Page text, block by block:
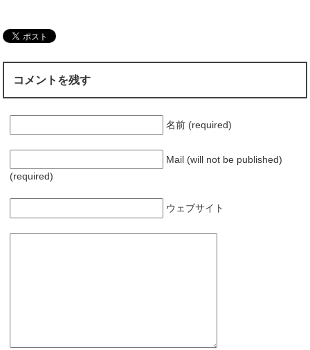
コメントを残す
名前 (required)
Mail (will not be published)
(required)
ウェブサイト